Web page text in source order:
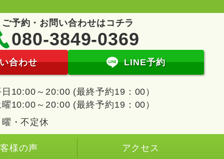
ご予約・お問い合わせはコチラ
080-3849-0369
合わせ LINE予約
日10:00～20:00 (最終予約19：00）
曜10:00～20:00 (最終予約19：00）
・不定休
様の声 アクセス